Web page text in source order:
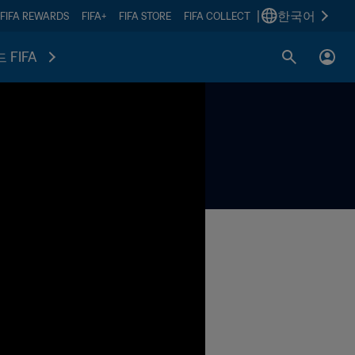
FIFA REWARDS FIFA+ FIFA STORE FIFA COLLECT 한국어
FIFA